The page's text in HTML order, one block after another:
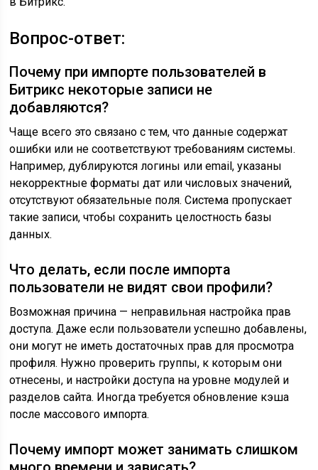
Вопрос-ответ:
Почему при импорте пользователей в
Битрикс некоторые записи не
добавляются?
Чаще всего это связано с тем, что данные содержат
ошибки или не соответствуют требованиям системы.
Например, дублируются логины или email, указаны
некорректные форматы дат или числовых значений,
отсутствуют обязательные поля. Система пропускает
такие записи, чтобы сохранить целостность базы
данных.
Что делать, если после импорта
пользователи не видят свои профили?
Возможная причина — неправильная настройка прав
доступа. Даже если пользователи успешно добавлены,
они могут не иметь достаточных прав для просмотра
профиля. Нужно проверить группы, к которым они
отнесены, и настройки доступа на уровне модулей и
разделов сайта. Иногда требуется обновление кэша
после массового импорта.
Почему импорт может занимать слишком